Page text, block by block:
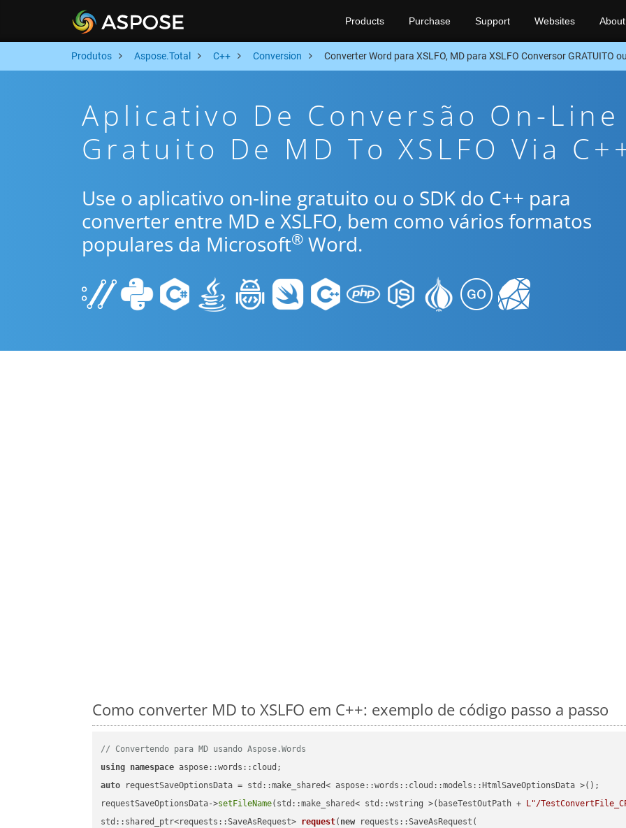
Products Purchase Support Websites About
Produtos Aspose.Total C++ Conversion Converter Word para XSLFO, MD para XSLFO Conversor GRATUITO
Aplicativo De Conversão On-Line
Gratuito De MD To XSLFO Via
Use o aplicativo on-line gratuito ou o SDK do C++ para
converter entre MD e XSLFO, bem como vários formatos
populares da Microsoft® Word.
Como converter MD to XSLFO em C++: exemplo de código passo a passo
// Convertendo para MD usando Aspose.Words
using namespace
auto requestSaveOptionsData = std::make_shared< aspose::words::cloud::models::HtmlSaveOptionsData >();
requestSaveOptionsData->setFileName(std::make_shared< std::wstring >(baseTestOutPath + L"/
std::shared_ptr<requests::SaveAsRequest> request( new requests::SaveAsRequest(